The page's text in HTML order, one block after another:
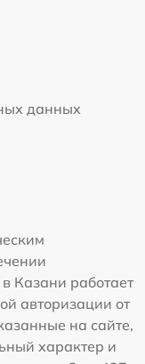
данных
Казани работает
авторизации от
на сайте,
характер и